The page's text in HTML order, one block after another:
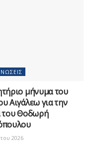
μήνυμα του
Αιγάλεω για την
του Θοδωρή
2026